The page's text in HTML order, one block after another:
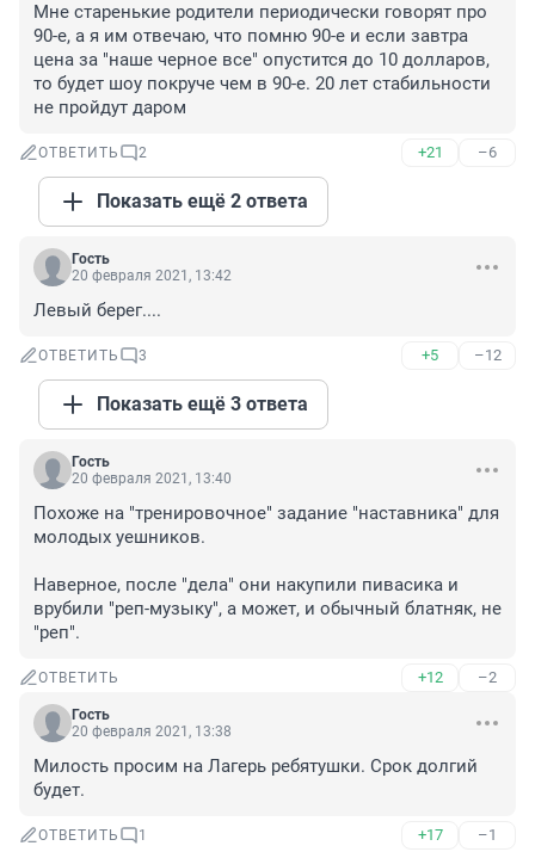
Мне старенькие родители периодически говорят про
90-е, а я им отвечаю, что помню 90-е и если завтра
цена за "наше черное все" опустится до 10 долларов,
то будет шоу покруче чем в 90-е. 20 лет стабильности
не пройдут даром
ОТВЕТИТЬ 2 +21 –6
Показать ещё 2 ответа
Гость
20 февраля 2021, 13:42
Левый берег....
ОТВЕТИТЬ 3 +5 –12
Показать ещё 3 ответа
Гость
20 февраля 2021, 13:40
Похоже на "тренировочное" задание "наставника" для
молодых уешников.
Наверное, после "дела" они накупили пивасика и
врубили "реп-музыку", а может, и обычный блатняк, не
"реп".
ОТВЕТИТЬ +12 –2
Гость
20 февраля 2021, 13:38
Милость просим на Лагерь ребятушки. Срок долгий
будет.
ОТВЕТИТЬ 1 +17 –1